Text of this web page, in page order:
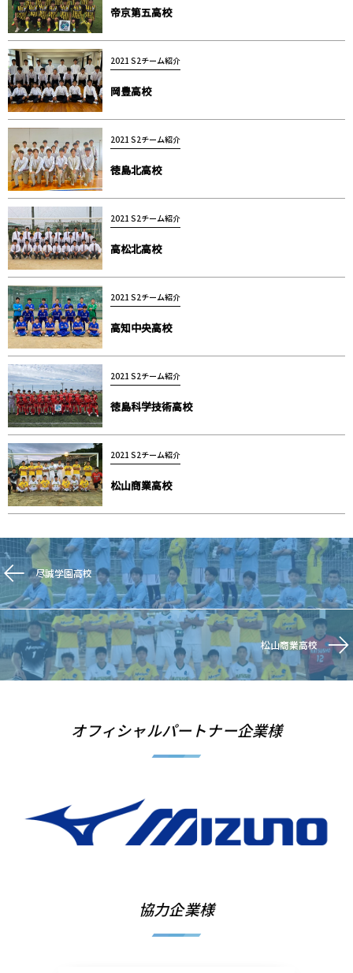
帝京第五高校
2021 S2チーム紹介
岡豊高校
2021 S2チーム紹介
徳島北高校
2021 S2チーム紹介
高松北高校
2021 S2チーム紹介
高知中央高校
2021 S2チーム紹介
徳島科学技術高校
2021 S2チーム紹介
松山商業高校
尽誠学園高校
松山商業高校
オフィシャルパートナー企業様
協力企業様